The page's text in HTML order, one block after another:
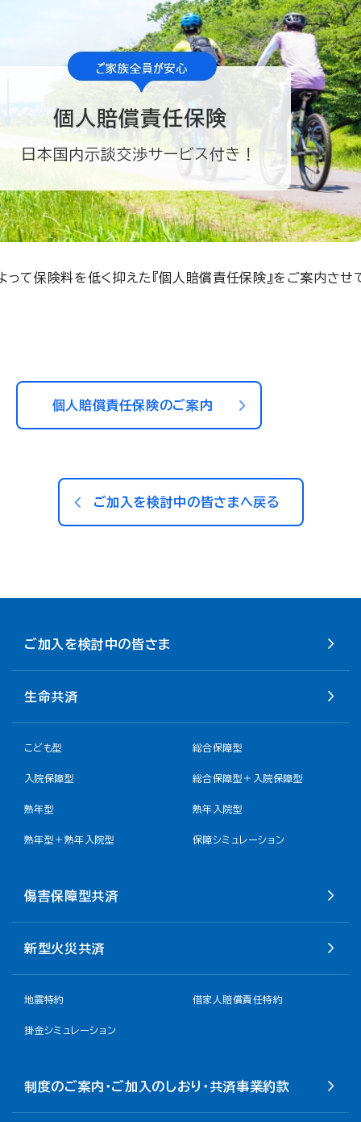
て保険料を低く抑えた『個人賠償責任保険』をご案内させ
個人賠償責任保険のご案内
ご加入を検討中の皆さまへ戻る
ご加入を検討中の皆さま
生命共済
こども型 総合保障型
入院保障型 総合保障型＋入院保障型
熟年型 熟年入院型
熟年型＋熟年入院型 保障シミュレーション
傷害保障型共済
新型火災共済
地震特約 借家人賠償責任特約
掛金シミュレーション
制度のご案内・ご加入のしおり・共済事業約款